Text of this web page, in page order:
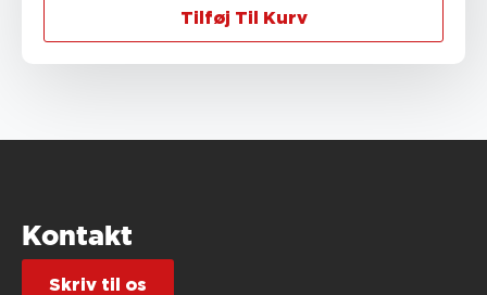
Tilføj Til Kurv
Kontakt
Skriv til os